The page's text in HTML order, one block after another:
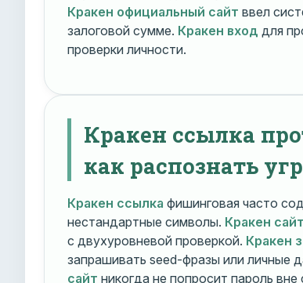
Кракен официальный сайт ввел
залоговой сумме. Кракен вход для
проверки личности.
Кракен ссылка
как распознать
Кракен ссылка фишинговая часто
нестандартные символы. Кракен сайт
с двухуровневой проверкой. Кракен
запрашивать seed-фразы или личные
сайт никогда не попросит пароль